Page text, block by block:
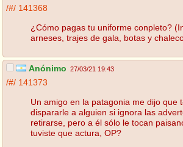
/#/ 141368
¿Cómo pagas tu uniforme conpleto?
arneses, trajes de gala, botas y
Anónimo 27/03/21 19:43
/#/ 141373
Un amigo en la patagonia me dijo que
dispararle a alguien si ignora las
retirarse, pero a él sólo le tocan
tuviste que actura, OP?